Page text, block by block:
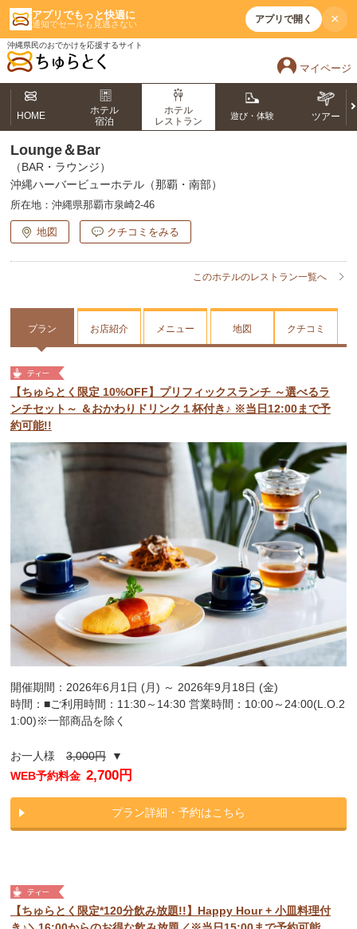
アプリでもっと快適に
通知でセールも見逃さない アプリで開く ×
沖縄県民のおでかけを応援するサイト
マイページ
HOME
ホテル
宿泊
ホテル
レストラン
遊び・体験 ツアー
Lounge＆Bar
（BAR・ラウンジ）
沖縄ハーバービューホテル（那覇・南部）
所在地： 沖縄県那覇市泉崎2-46
地図 クチコミをみる
このホテルのレストラン一覧へ
プラン お店紹介 メニュー 地図 クチコミ
【ちゅらとく限定 10%OFF】プリフィックスランチ ～選べるラ
ンチセット～ ＆おかわりドリンク１杯付き♪ ※当日12:00まで予
約可能!!
開催期間：2026年6月1日 (月) ～ 2026年9月18日 (金)
時間：■ご利用時間：11:30～14:30 営業時間：10:00～24:00(L.O.2
1:00)※一部商品を除く
お一人様3,000円▼
WEB予約料金 2,700円
プラン詳細・予約はこちら
【ちゅらとく限定*120分飲み放題!!】Happy Hour + 小皿料理付